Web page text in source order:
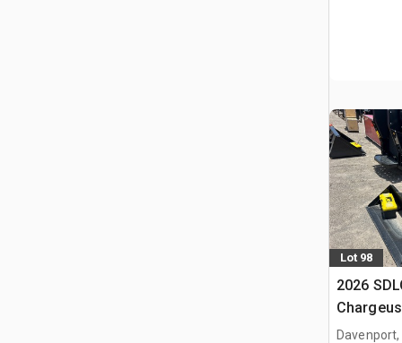
Lot 98
2026
Davenport,